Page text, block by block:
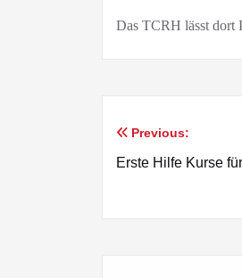
Das TCRH lässt dort
Previous:
Erste Hilfe Kurse